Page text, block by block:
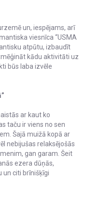
un, iespējams, arī
viesnīca “USMA
atpūtu, izbaudīt
kādu aktivitāti uz
būs laba izvēle
ar kaut ko
taču ir viens no sen
Šajā muižā kopā ar
nebijušas relaksējošās
gan garam. Šeit
ezera dūņās,
un citi brīnišķīgi